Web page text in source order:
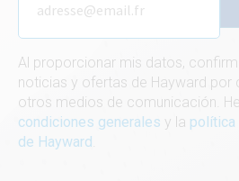
Al proporcionar mis datos,
noticias y ofertas de Hayward por
otros medios de comunicación.
condiciones generales y la política
de Hayward